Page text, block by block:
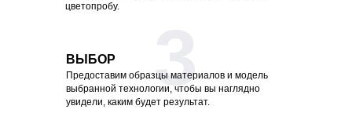
3
цветопробу.
Предоставим образцы материалов и модель
выбранной технологии, чтобы вы наглядно
увидели, каким будет результат.
ВЫБОР